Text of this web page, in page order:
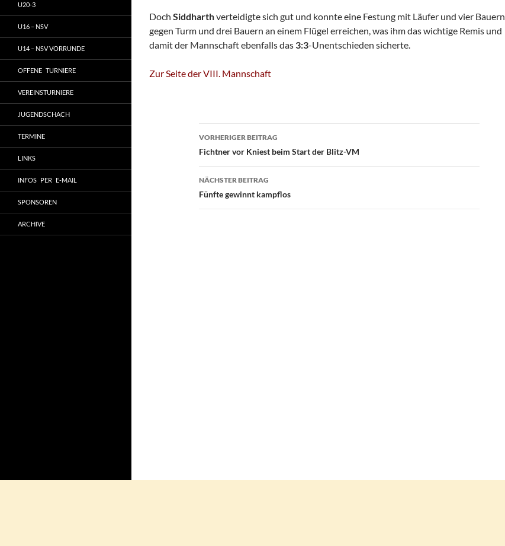
Doch Siddharthverteidigte sich gut und konnte eine Festung mit Läufer und vier Bauern
gegen Turm und drei Bauern an einem Flügel erreichen, was ihm das wichtige Remis und
damit der Mannschaft ebenfalls das 3:3-Unentschieden sicherte.
Zur Seite der VIII. Mannschaft
Beitragsnavigation
VORHERIGER BEITRAG
Fichtner vor Kniest beim Start der Blitz-VM
NÄCHSTER BEITRAG
Fünfte gewinnt kampflos
U20-3
U16 – NSV
U14 – NSV VORRUNDE
OFFENE TURNIERE
VEREINSTURNIERE
JUGENDSCHACH
TERMINE
LINKS
INFOS PER E-MAIL
SPONSOREN
ARCHIVE